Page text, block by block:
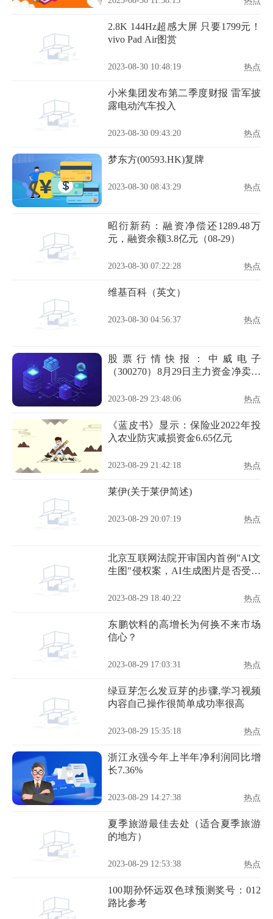
2.8K 144Hz超感大屏 只要1799元！
vivo Pad Air图赏
2023-08-30 10:48:19 热点
小米集团发布第二季度财报 雷军披
露电动汽车投入
2023-08-30 09:43:20 热点
梦东方(00593.HK)复牌
2023-08-30 08:43:29 热点
昭衍新药：融资净偿还1289.48万
元，融资余额3.8亿元（08-29）
2023-08-30 07:22:28 热点
维基百科（英文）
2023-08-30 04:56:37 热点
股票行情快报：中威电子
（300270）8月29日主力资金净卖出
2023-08-29 23:48:06 热点
《蓝皮书》显示：保险业2022年投
入农业防灾减损资金6.65亿元
2023-08-29 21:42:18 热点
莱伊(关于莱伊简述)
2023-08-29 20:07:19 热点
北京互联网法院开审国内首例"AI文
生图"侵权案，AI生成图片是否受法
2023-08-29 18:40:22 热点
东鹏饮料的高增长为何换不来市场
信心？
2023-08-29 17:03:31 热点
绿豆芽怎么发豆芽的步骤,学习视频
内容自己操作很简单成功率很高
2023-08-29 15:35:18 热点
浙江永强今年上半年净利润同比增
长7.36%
2023-08-29 14:27:38 热点
夏季旅游最佳去处（适合夏季旅游
的地方）
2023-08-29 12:53:38 热点
100期孙怀远双色球预测奖号：012
路比参考